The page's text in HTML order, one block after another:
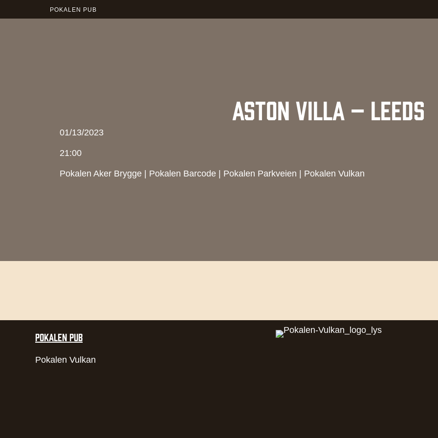
POKALEN PUB
ASTON VILLA – LEEDS
01/13/2023
21:00
Pokalen Aker Brygge Pokalen Barcode Pokalen Parkveien Pokalen Vulkan
POKALEN PUB
Pokalen Vulkan